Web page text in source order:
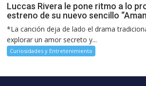
Luccas Rivera le pone ritmo a lo
estreno de su nuevo sencillo
*La canción deja de lado el drama
explorar un amor secreto y...
Curiosidades y Entretenimiento